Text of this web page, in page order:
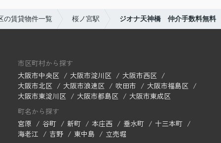
の賃貸物件一覧 桜ノ宮駅 ジオナ天神橋 仲介手数料無料
市区町村から探す
大阪市中央区
大阪市淀川区
大阪市西区
大阪市北区
大阪市浪速区 吹田市
大阪市福島区
大阪市東淀川区
大阪市都島区
大阪市東成区
町名から探す
宮原
谷町 新町 本庄西 垂水町
十三本町
海老江
吉野 東中島
立売堀